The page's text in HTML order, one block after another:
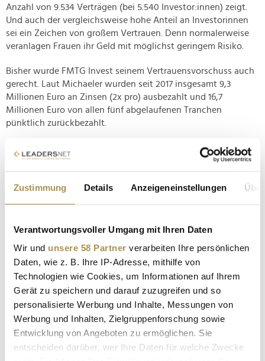
Zustimmung Details Anzeigeneinstellungen
Verantwortungsvoller Umgang mit Ihren Daten
Wir und unsere 58 Partner verarbeiten Ihre persönlichen
Daten, wie z. B. Ihre IP-Adresse, mithilfe von
Technologien wie Cookies, um Informationen auf Ihrem
Gerät zu speichern und darauf zuzugreifen und so
personalisierte Werbung und Inhalte, Messungen von
Werbung und Inhalten, Zielgruppenforschung sowie
Entwicklung von Angeboten zu ermöglichen. Sie
entscheiden darüber, wer Ihre Daten für welche Zwecke
Anzahl von 9.534 Verträgen (bei 5.540 Investor:innen) zeigt.
Und auch der vergleichsweise hohe Anteil an Investorinnen
sei ein Zeichen von großem Vertrauen. Denn normalerweise
veranlagen Frauen ihr Geld mit möglichst geringem Risiko.
Bisher wurde FMTG Invest seinem Vertrauensvorschuss auch
gerecht. Laut Michaeler wurden seit 2017 insgesamt 9,3
Millionen Euro an Zinsen (2x pro) ausbezahlt und 16,7
Millionen Euro von allen fünf abgelaufenen Tranchen
pünktlich zurückbezahlt.
Abschließend gaben Otmar Michaeler und Anne Aubrunner
noch einen Ausblick. Demnach werde sich FMTG Invest auch
zu fördern. Die nächste Zeichnungsfrist für neue Projekte in
Deutschland soll – vorbehaltlich aller regulatorischen
Genehmigungen – voraussichtlich im ersten Halbjahr 2025
starten. AufLEADERSNET-Nachfrage wurde zudem betätigt,
dass es 2025 das erste Mal auch für Anleger:innen aus Italien
möglich sein wird, in Falkensteiner Projekte zu investieren.
*RISIKOHINWEIS ÖSTERREICH 03/2025
Der Erwerb der Veranlagung ist mit erheblichen Risiken verbunden und kann zum
vollständigen Verlust des eingesetzten Kapitals führen. Ein den Bestimmungen des